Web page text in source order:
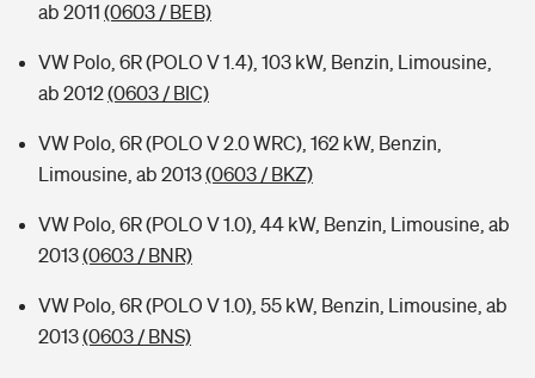
ab 2011 (0603 / BEB)
VW Polo, 6R (POLO V 1.4), 103 kW, Benzin, Limousine,
ab 2012(0603 / BIC)
VW Polo, 6R (POLO V 2.0 WRC), 162 kW, Benzin,
Limousine, ab 2013(0603 / BKZ)
VW Polo, 6R (POLO V 1.0), 44 kW, Benzin, Limousine, ab
2013(0603 / BNR)
VW Polo, 6R (POLO V 1.0), 55 kW, Benzin, Limousine, ab
2013(0603 / BNS)